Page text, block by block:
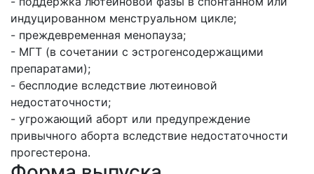
индуцированном менструальном цикле;
- преждевременная менопауза;
- МГТ (в сочетании с эстрогенсодержащими
препаратами);
- бесплодие вследствие лютеиновой
недостаточности;
- угрожающий аборт или предупреждение
привычного аборта вследствие недостаточности
прогестерона.